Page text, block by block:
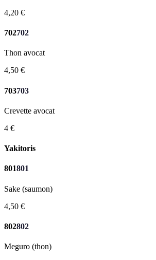
4,20 €
702702
Thon avocat
4,50 €
703703
Crevette avocat
4 €
Yakitoris
801801
Sake (saumon)
4,50 €
802802
Meguro (thon)